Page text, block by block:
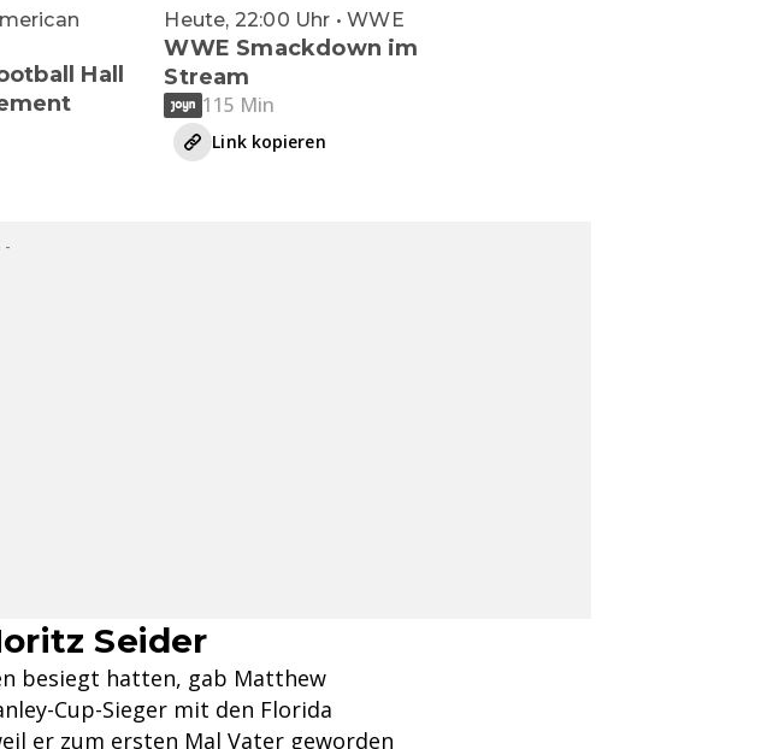
Hall
Heute, 22:00 Uhr • WWE
WWE Smackdown im
Stream
115 Min
Link kopieren
-
Seider
besiegt hatten, gab Matthew
Cup-Sieger mit den Florida
er zum ersten Mal Vater geworden